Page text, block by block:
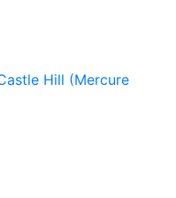
Hill (Mercure